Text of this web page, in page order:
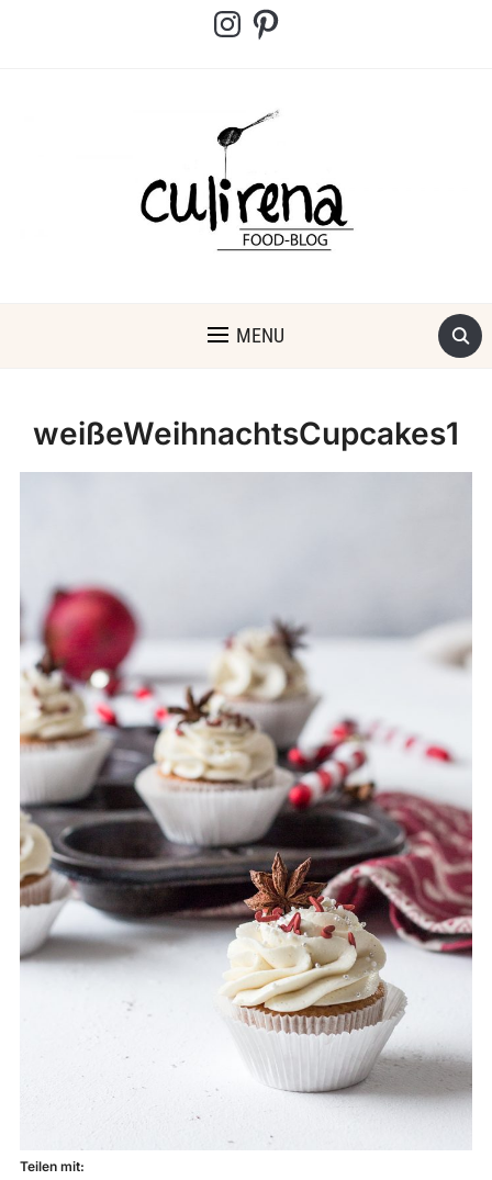
InstagramPinterest
MENU
weißeWeihnachtsCupcakes1
Teilen mit: